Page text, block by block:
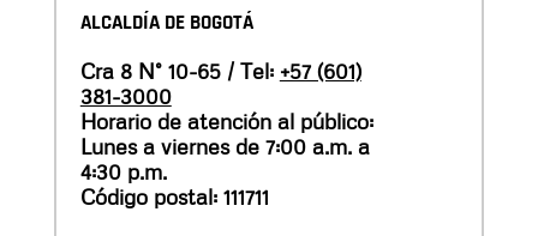
ALCALDÍA DE BOGOTÁ
Cra 8 N° 10-65 / Tel: +57 (601)
381-3000
Horario de atención al público:
Lunes a viernes de 7:00 a.m. a
4:30 p.m.
Código postal: 111711